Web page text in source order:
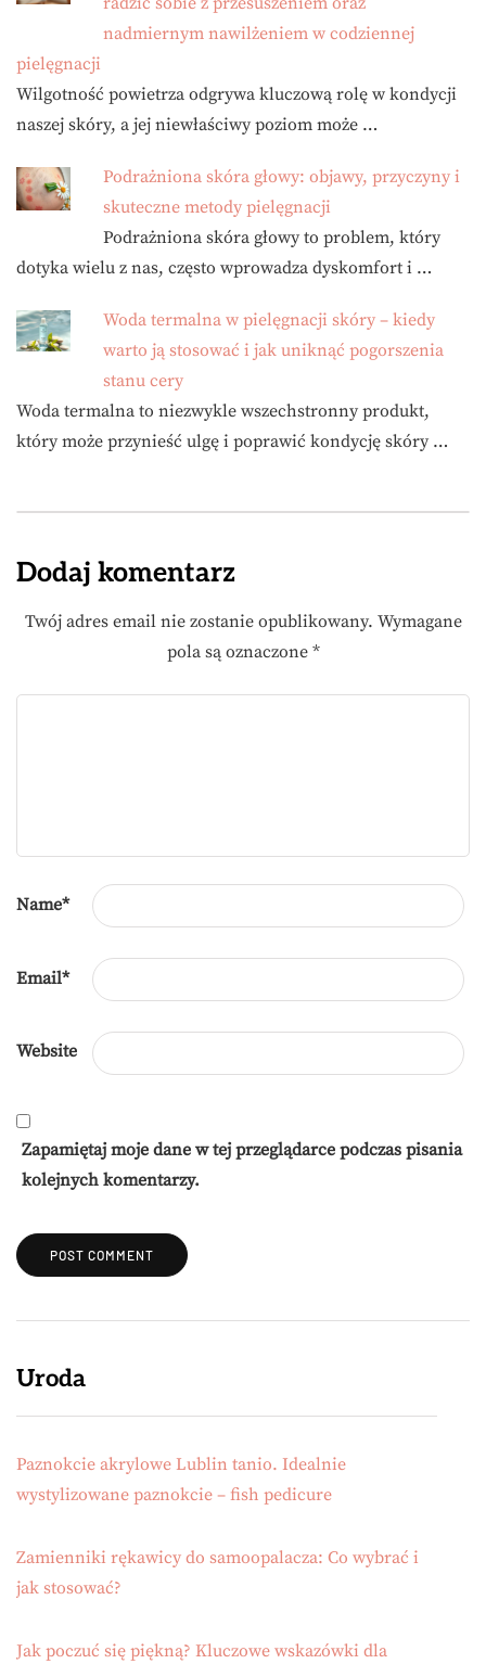
nadmiernym nawilżeniem w codziennej
pielęgnacji
Wilgotność powietrza odgrywa kluczową rolę w kondycji
naszej skóry, a jej niewłaściwy poziom może …
Podrażniona skóra głowy: objawy, przyczyny i
skuteczne metody pielęgnacji
Podrażniona skóra głowy to problem, który
dotyka wielu z nas, często wprowadza dyskomfort i …
Woda termalna w pielęgnacji skóry – kiedy
warto ją stosować i jak uniknąć pogorszenia
stanu cery
Woda termalna to niezwykle wszechstronny produkt,
który może przynieść ulgę i poprawić kondycję skóry …
Dodaj komentarz
Twój adres email nie zostanie opublikowany. Wymagane
pola są oznaczone *
Name*
Email*
Website
Zapamiętaj moje dane w tej przeglądarce podczas pisania
kolejnych komentarzy.
Uroda
Paznokcie akrylowe Lublin tanio. Idealnie
wystylizowane paznokcie – fish pedicure
Zamienniki rękawicy do samoopalacza: Co wybrać i
jak stosować?
Jak poczuć się piękną? Kluczowe wskazówki dla